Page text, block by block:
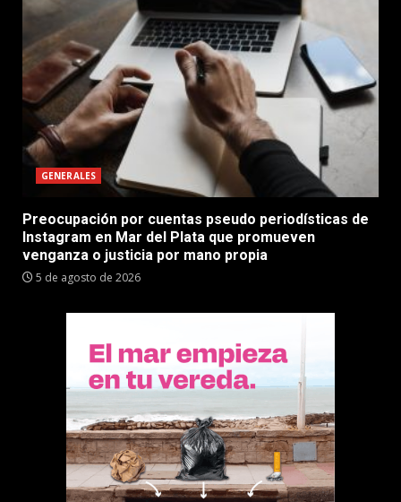
GENERALES
Preocupación por cuentas pseudo periodísticas de
Instagram en Mar del Plata que promueven
venganza o justicia por mano propia
5 de agosto de 2026